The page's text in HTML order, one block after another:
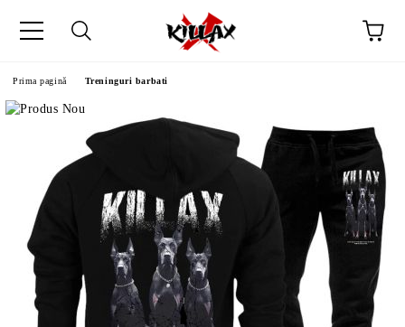
Prima pagină Treninguri barbati